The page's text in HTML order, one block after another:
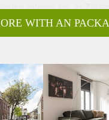
gelegen aan de
groot en beschikt over 1
ingebouwd.
je aan in de grote (20 m²)
met een "gezamenlijke
voorzien. Zo beschikt de
WITH AN